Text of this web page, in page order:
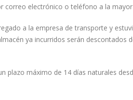
correo electrónico o teléfono a la
a la empresa de transporte y
ya incurridos serán descontados
plazo máximo de 14 días naturales